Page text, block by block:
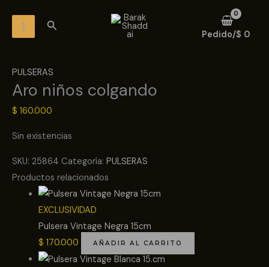
contenido
MAIN
MENU
Buscar
Pedido/$ 0
PULSERAS
Aro niños colgando
$ 160.000
Sin existencias
SKU: 25864 Categoría: PULSERAS
Productos relacionados
EXCLUSIVIDAD
Pulsera Vintage Negra 15cm
$ 170.000 AÑADIR AL CARRITO